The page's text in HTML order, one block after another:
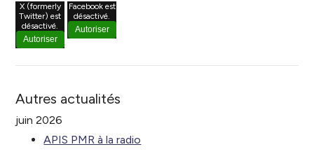
X (formerly
Twitter) est
désactivé.
Autoriser
Facebook est
désactivé.
Autoriser
Autres actualités
juin 2026
APIS PMR à la radio